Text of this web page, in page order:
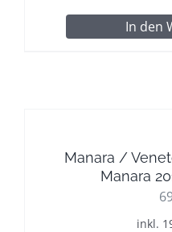
In den
Manara /
Manara
inkl.